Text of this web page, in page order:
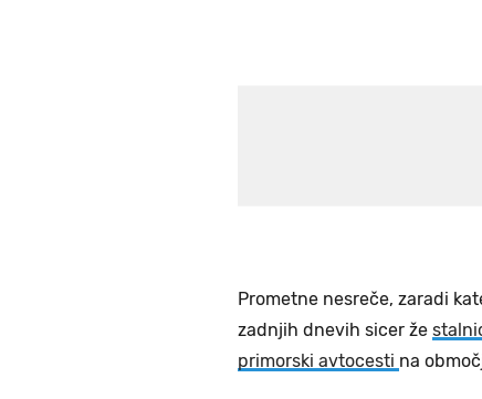
Prometne nesreče, zaradi
zadnjih dnevih sicer že
primorski avtocesti na